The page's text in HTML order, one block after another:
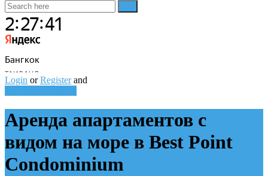
Login or Register and
Аренда апартаментов с
видом на море в Best Point
Condominium